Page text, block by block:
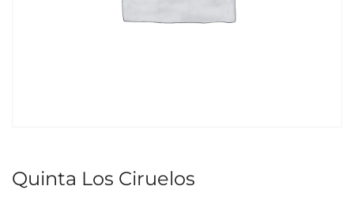
Quinta Los Ciruelos